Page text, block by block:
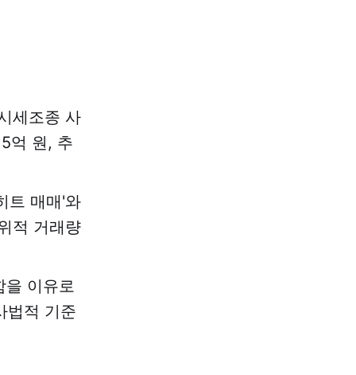
세조종 사
억 원, 추
트 매매'와
적 거래량
을 이유로
법적 기준